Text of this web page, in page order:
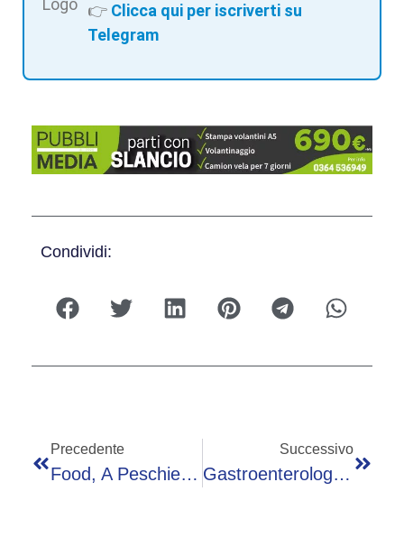
👉 Clicca qui per iscriverti su
Telegram
Condividi:
Precedente
Food, A Peschiera Del Garda Torna ‘America Buys Italian 2025’
Successivo
Gastroenterologo Fantini: “Mici Hanno Impatto Fisico Ma Anche Peso Psicologico E Sociale”